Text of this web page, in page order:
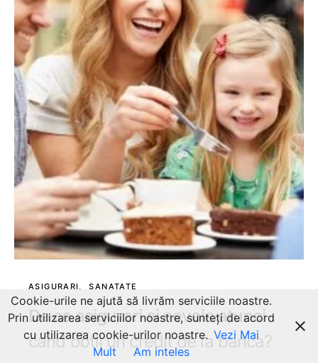
ASIGURARI SANATATE
De ce asigurari ai nevoie atunci
cand obtii un credit de la banca?
Cookie-urile ne ajută să livrăm serviciile noastre.
Prin utilizarea serviciilor noastre, sunteți de acord
cu utilizarea cookie-urilor noastre. Vezi Mai
Mult
Am inteles